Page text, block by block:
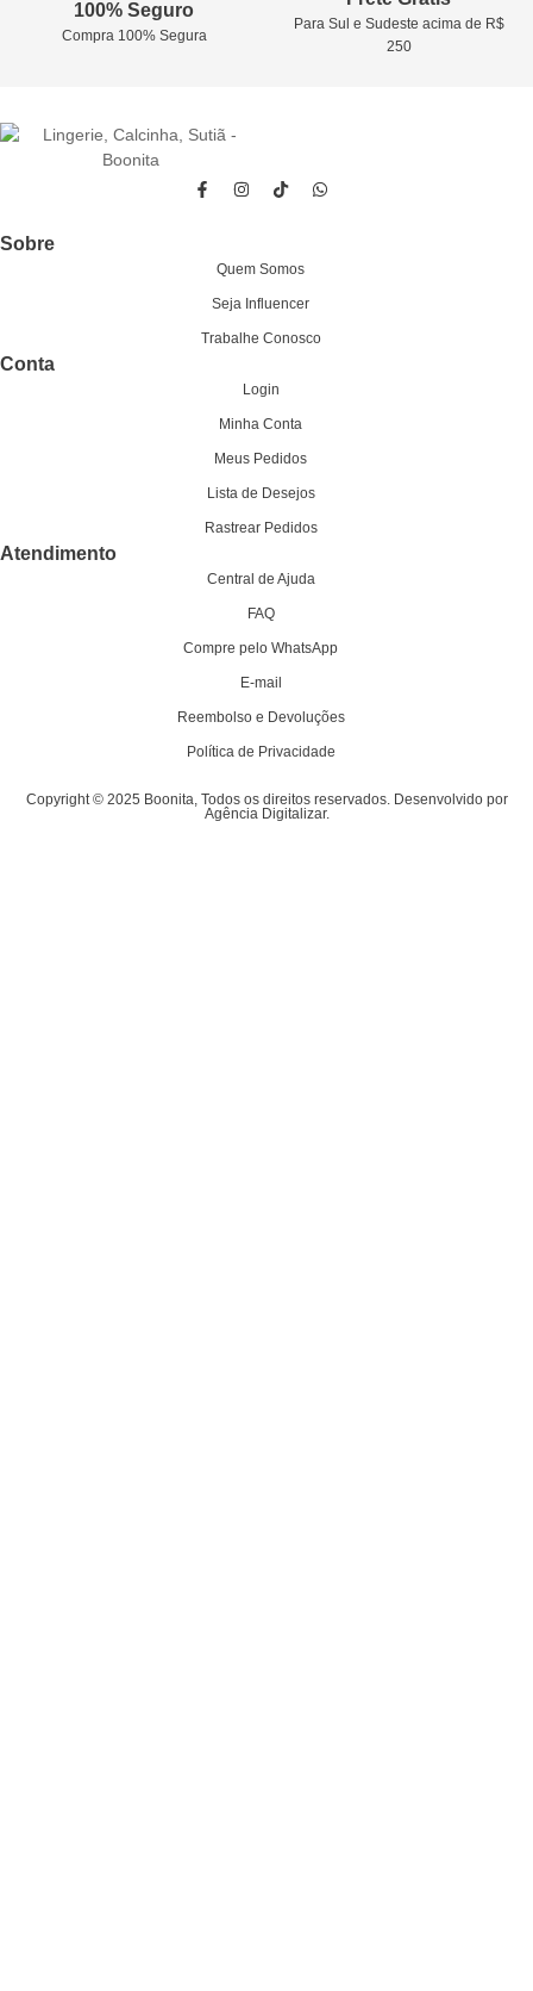
100% Seguro
Compra 100% Segura
Para Sul e Sudeste acima de R$
250
Sobre
Quem Somos
Seja Influencer
Trabalhe Conosco
Conta
Login
Minha Conta
Meus Pedidos
Lista de Desejos
Rastrear Pedidos
Atendimento
Central de Ajuda
FAQ
Compre pelo WhatsApp
E-mail
Reembolso e Devoluções
Política de Privacidade
Copyright © 2025 Boonita, Todos os direitos reservados. Desenvolvido por
Agência Digitalizar.